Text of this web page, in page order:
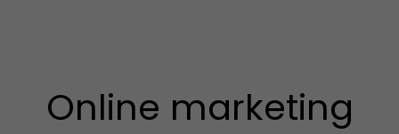
Online marketing